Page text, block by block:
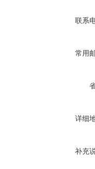
联系
常用
详细
补充